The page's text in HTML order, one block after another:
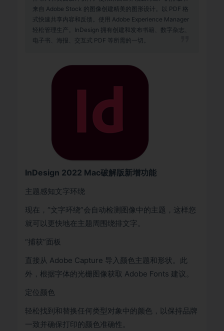
来自 Adobe Stock 的图像创建精美的图形设计。以 PDF 格
式快速共享内容和反馈。使用 Adobe Experience Manager
轻松管理生产。InDesign 拥有创建和发布书籍、数字杂志、
电子书、海报、交互式 PDF 等所需的一切。
InDesign 2022 Mac破解版新增功能
主题感知文字环绕
现在，“文字环绕”会自动检测图像中的主题，这样您
就可以更快地在主题周围绕排文字。
“捕获”面板
直接从 Adobe Capture 导入颜色主题和形状。此
外，根据字体的光栅图像获取 Adobe Fonts 建议。
定位颜色
轻松找到和替换任何类型对象中的颜色，以保持品牌
一致并确保打印的颜色准确性。